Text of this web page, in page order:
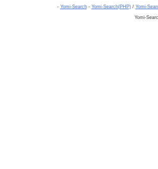
- Yomi-Search- Yomi-Search(PHP)/ Yomi-
Yomi-